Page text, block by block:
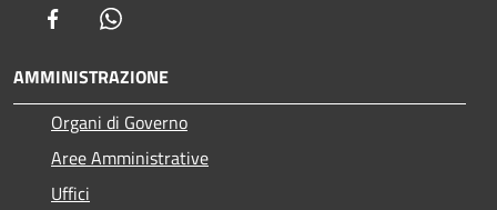
Facebook
AMMINISTRAZIONE
Organi di Governo
Aree Amministrative
Uffici